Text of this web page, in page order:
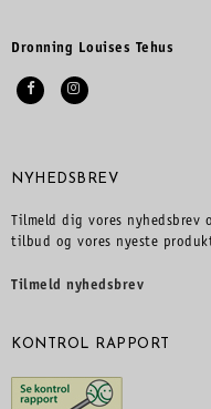
Dronning Louises Tehus
NYHEDSBREV
Tilmeld dig vores nyhedsbrev
tilbud og vores nyeste
Tilmeld nyhedsbrev
KONTROL RAPPORT